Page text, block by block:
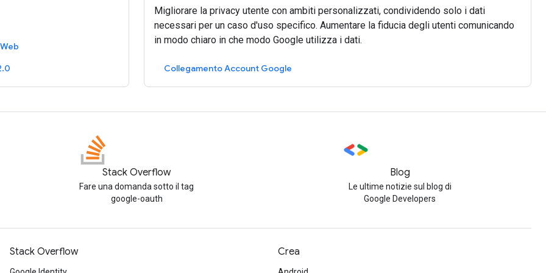
Migliorare la privacy utente con ambiti personalizzati, condividendo solo i dati
necessari per un caso d'uso specifico. Aumentare la fiducia degli utenti comunicando
in modo chiaro in che modo Google utilizza i dati.
Collegamento Account Google
Stack Overflow
Fare una domanda sotto il tag
google-oauth
Blog
Le ultime notizie sul blog di
Google Developers
Stack Overflow Crea